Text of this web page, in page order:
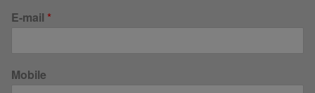
E-mail *
Mobile